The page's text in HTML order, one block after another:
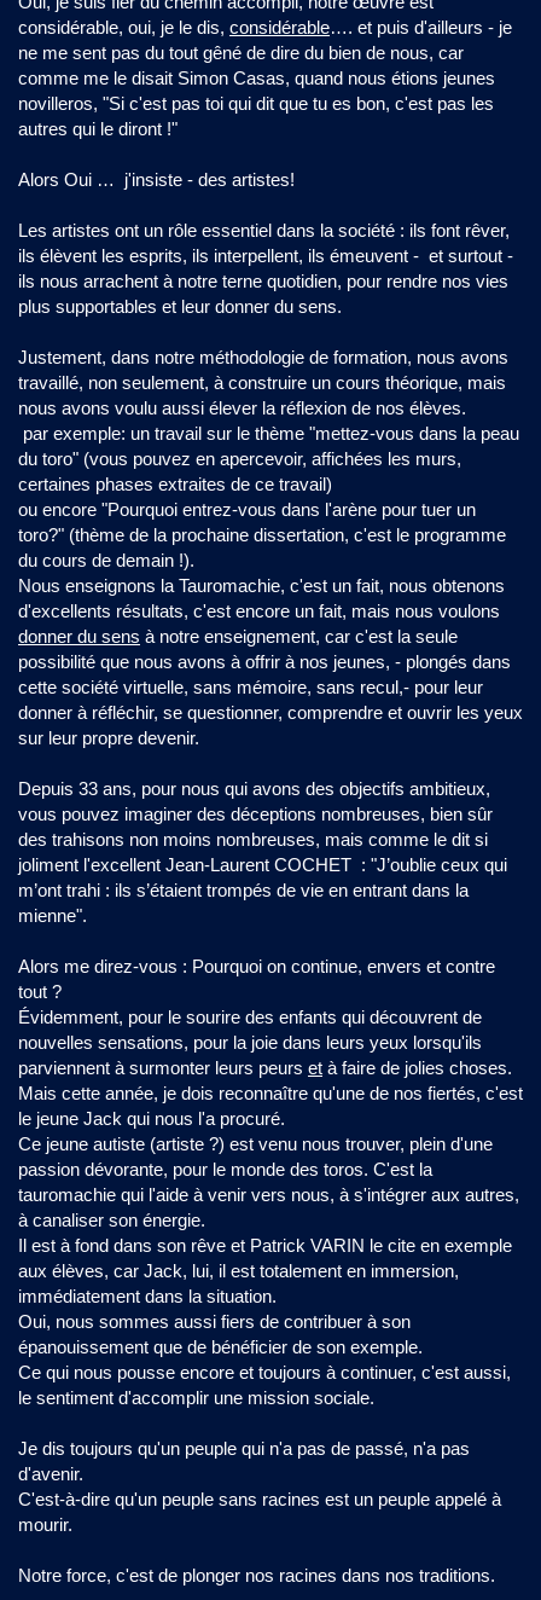
considérable, oui, je le dis, considérable…. et puis d'ailleurs - je
ne me sent pas du tout gêné de dire du bien de nous, car
comme me le disait Simon Casas, quand nous étions jeunes
novilleros, "Si c'est pas toi qui dit que tu es bon, c'est pas les
autres qui le diront !"
Alors Oui … j'insiste - des artistes!
Les artistes ont un rôle essentiel dans la société : ils font rêver,
ils élèvent les esprits, ils interpellent, ils émeuvent - et surtout -
ils nous arrachent à notre terne quotidien, pour rendre nos vies
plus supportables et leur donner du sens.
Justement, dans notre méthodologie de formation, nous avons
travaillé, non seulement, à construire un cours théorique, mais
nous avons voulu aussi élever la réflexion de nos élèves.
par exemple: un travail sur le thème "mettez-vous dans la peau
du toro" (vous pouvez en apercevoir, affichées les murs,
certaines phases extraites de ce travail)
ou encore "Pourquoi entrez-vous dans l'arène pour tuer un
toro?" (thème de la prochaine dissertation, c'est le programme
du cours de demain !).
Nous enseignons la Tauromachie, c'est un fait, nous obtenons
d'excellents résultats, c'est encore un fait, mais nous voulons
donner du sens à notre enseignement, car c'est la seule
possibilité que nous avons à offrir à nos jeunes, - plongés dans
cette société virtuelle, sans mémoire, sans recul,- pour leur
donner à réfléchir, se questionner, comprendre et ouvrir les yeux
sur leur propre devenir.
Depuis 33 ans, pour nous qui avons des objectifs ambitieux,
vous pouvez imaginer des déceptions nombreuses, bien sûr
des trahisons non moins nombreuses, mais comme le dit si
joliment l'excellent Jean-Laurent COCHET : "J’oublie ceux qui
m’ont trahi : ils s’étaient trompés de vie en entrant dans la
mienne".
Alors me direz-vous : Pourquoi on continue, envers et contre
tout ?
Évidemment, pour le sourire des enfants qui découvrent de
nouvelles sensations, pour la joie dans leurs yeux lorsqu'ils
parviennent à surmonter leurs peurs et à faire de jolies choses.
Mais cette année, je dois reconnaître qu'une de nos fiertés, c'est
le jeune Jack qui nous l'a procuré.
Ce jeune autiste (artiste ?) est venu nous trouver, plein d'une
passion dévorante, pour le monde des toros. C'est la
tauromachie qui l'aide à venir vers nous, à s'intégrer aux autres,
à canaliser son énergie.
Il est à fond dans son rêve et Patrick VARIN le cite en exemple
aux élèves, car Jack, lui, il est totalement en immersion,
immédiatement dans la situation.
Oui, nous sommes aussi fiers de contribuer à son
épanouissement que de bénéficier de son exemple.
Ce qui nous pousse encore et toujours à continuer, c'est aussi,
le sentiment d'accomplir une mission sociale.
Je dis toujours qu'un peuple qui n'a pas de passé, n'a pas
d'avenir.
C'est-à-dire qu'un peuple sans racines est un peuple appelé à
mourir.
Notre force, c'est de plonger nos racines dans nos traditions.